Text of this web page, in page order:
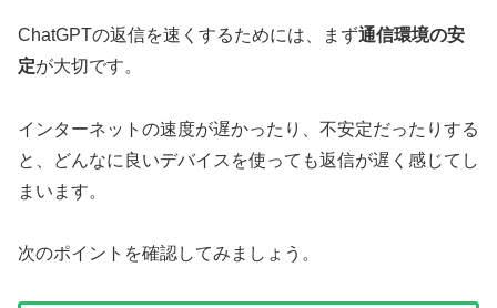
ChatGPTの返信を速くするためには、まず通信環境の安
定が大切です。
インターネットの速度が遅かったり、不安定だったりする
と、どんなに良いデバイスを使っても返信が遅く感じてし
まいます。
次のポイントを確認してみましょう。